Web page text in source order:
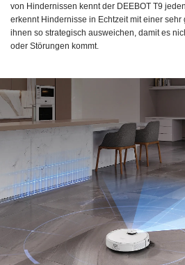
von Hindernissen kennt der DEEBOT T9
erkennt Hindernisse in Echtzeit mit einer
ihnen so strategisch ausweichen, damit es
oder Störungen kommt.